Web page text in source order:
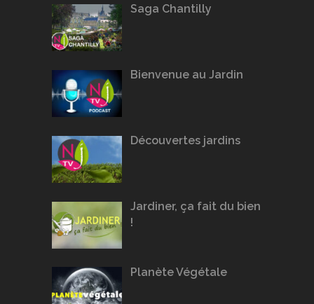
Saga Chantilly
Bienvenue au Jardin
Découvertes jardins
Jardiner, ça fait du bien
!
Planète Végétale